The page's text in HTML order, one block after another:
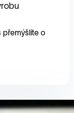
přemýšlíte o